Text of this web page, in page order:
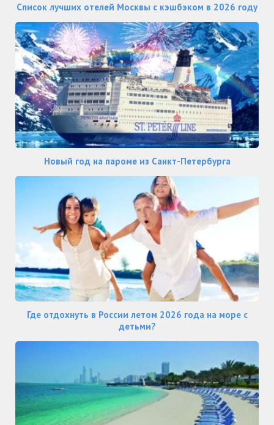
Список лучших отелей Москвы с кэшбэком в 2026 году
Новый год на пароме из Санкт-Петербурга
Где отдохнуть в России летом 2026 года на море с
детьми?